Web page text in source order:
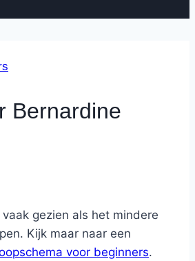
Bernardine
gezien als het mindere
Kijk maar naar een
voor beginners.